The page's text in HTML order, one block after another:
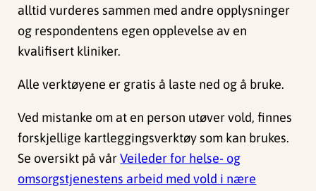
alltid vurderes sammen med andre opplysninger
og respondentens egen opplevelse av en
kvalifisert kliniker.
Alle verktøyene er gratis å laste ned og å bruke.
Ved mistanke om at en person utøver vold, finnes
forskjellige kartleggingsverktøy som kan brukes.
Se oversikt på vårVeileder for helse- og
omsorgstjenestens arbeid med vold i nære